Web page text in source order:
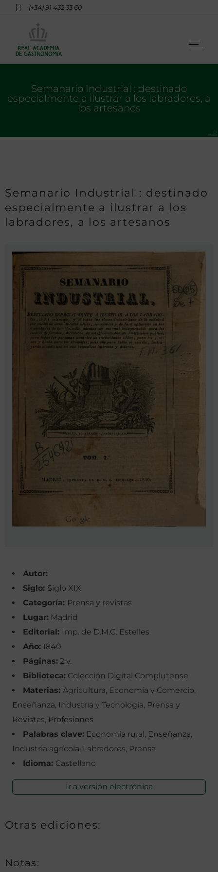
(+34) 91 432 33 60
Semanario Industrial : destinado
especialmente a ilustrar a los labradores, a
los artesanos
Semanario Industrial : destinado
especialmente a ilustrar a los
labradores, a los artesanos
Autor:
Siglo: Siglo XIX
Categoría: Prensa y revistas
Lugar: Madrid
Editorial: Imp. de D.M.G. Estelles
Año: 1840
Páginas: 2 v.
Biblioteca: Colección Digital Complutense
Materias: Agricultura, Economía y Comercio,
Enseñanza, Industria y Tecnología, Prensa y
Revistas, Profesiones
Palabras clave: Economía rural, Enseñanza,
Industria agrícola, Labradores, Prensa
Idioma: Castellano
Ir a versión electrónica
Otras ediciones:
Notas: